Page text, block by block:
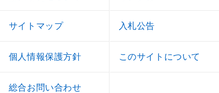
サイトマップ 入札公告
個人情報保護方針 このサイトについて
総合お問い合わせ